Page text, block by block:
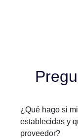
¿Qué hago si
establecidas y
proveedor?